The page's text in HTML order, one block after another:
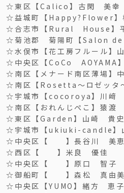
☆東区【Calico】古閑 美幸
☆益城町【Happy?Flower
☆合志市【Rural House】
☆菊池郡 菊陽町【Salon
☆水俣市【花工房フルール】
☆中央区【CoCo AOYAMA
☆南区【メナード南区薄場】
☆南区【Rosetta～ロゼッタ
☆宇城市【cocoroya】川﨑
☆南区【おれんじぺこ】猿渡
☆東区【Garden】山崎 貴史
☆宇城市【ukiuki-candle】
☆中央区【 】長谷川 美恵
☆西区【 】米良 優佳
☆中央区【 】原口 智子
☆御船町【 】森松 真由美
☆中央区【YUMO】緒方 恵子